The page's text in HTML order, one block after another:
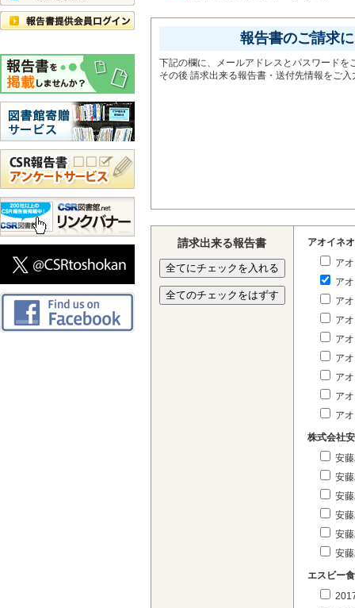
報告書のご請求
下記の欄に、メールアドレスとパスワード
その後 請求出来る報告書・送付先情報をご
請求出来る報告書
アオイネ
ア
ア
ア
ア
ア
ア
ア
ア
ア
株式会社
安
安
安
安
安
安
エスビー